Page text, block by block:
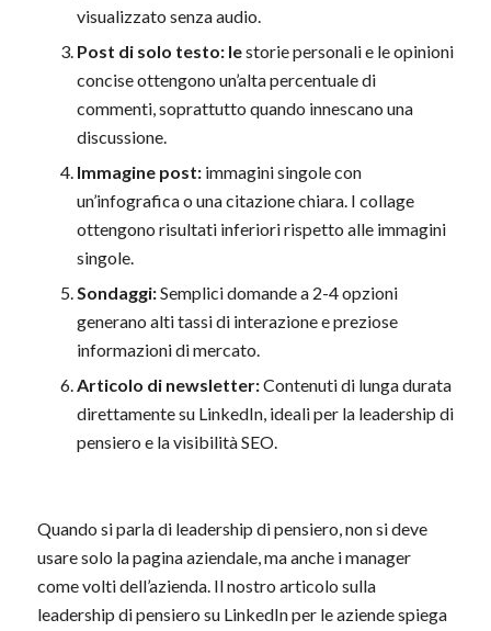
visualizzato senza audio.
Post di solo testo: lestorie personali e le opinioni
concise ottengono un’alta percentuale di
commenti, soprattutto quando innescano una
discussione.
Immagine post:immagini singole con
un’infografica o una citazione chiara. I collage
ottengono risultati inferiori rispetto alle immagini
singole.
Sondaggi:Semplici domande a 2-4 opzioni
generano alti tassi di interazione e preziose
informazioni di mercato.
Articolo di newsletter:Contenuti di lunga durata
direttamente su LinkedIn, ideali per la leadership di
pensiero e la visibilità SEO.
Quando si parla di leadership di pensiero, non si deve
usare solo la pagina aziendale, ma anche i manager
come volti dell’azienda. Il nostro articolo sulla
leadership di pensiero su LinkedIn per le aziende spiega